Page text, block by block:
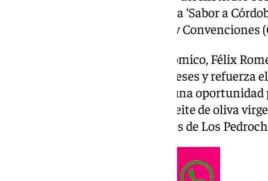
Económico (Iprodeco) y la marca ‘Sabor a
Centro de Exposiciones, Ferias y Convenciones
El delegado de Desarrollo Económico, Félix
promueve los productos cordobeses y refuerza
referente agroalimentario. “Es una
nuestros alimentos, desde el aceite de oliva
Montilla-Moriles y los productos de Los